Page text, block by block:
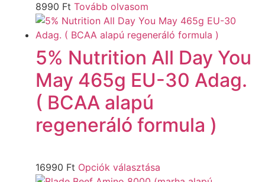
8990 Ft Tovább olvasom
5% Nutrition All Day You
May 465g EU-30 Adag.
( BCAA alapú
regeneráló formula )
16990 Ft Opciók választása